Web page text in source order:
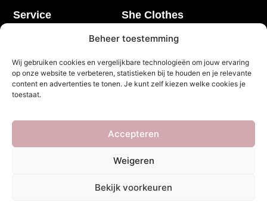
Beheer toestemming
Wij gebruiken cookies en vergelijkbare technologieën om jouw ervaring
op onze website te verbeteren, statistieken bij te houden en je relevante
content en advertenties te tonen. Je kunt zelf kiezen welke cookies je
toestaat.
Accepteren
Weigeren
Bekijk voorkeuren
Service
Retourneren
My account
Contact
She Clothes
Privacy Policy
Algemene voorwaarden
Maandag t/m vrijdag 10.00 - 16.00